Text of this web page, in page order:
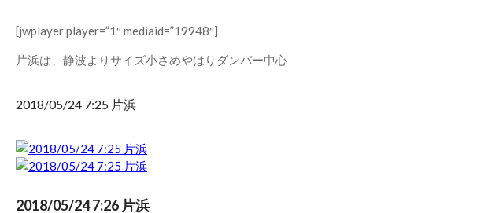
[jwplayer player=”1″ mediaid=”19948″]
片浜は、静波よりサイズ小さめやはりダンパー中心
2018/05/24 7:25 片浜
2018/05/24 7:26 片浜